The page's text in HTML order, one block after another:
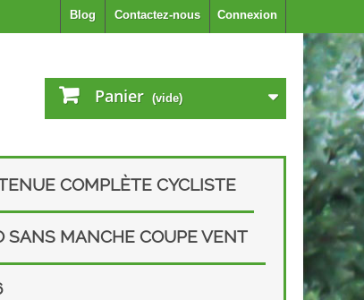
Connexion
Contactez-nous
Blog
Panier (vide)
COMPLÈTE CYCLISTE
SANS MANCHE COUPE VENT